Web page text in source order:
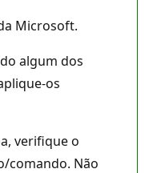
Microsoft.
algum dos
os
verifique o
comando. Não